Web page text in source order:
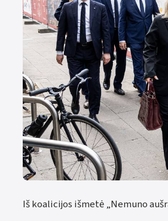
Iš koalicijos išmetė „Nemuno